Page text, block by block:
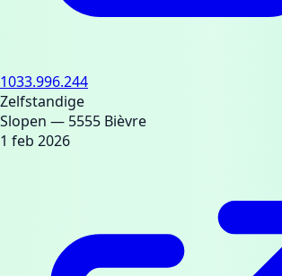
1033.996.244
Zelfstandige
Slopen — 5555 Bièvre
1 feb 2026